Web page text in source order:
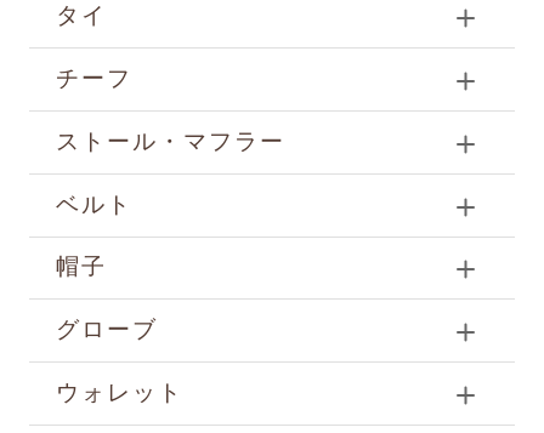
タイ
チーフ
ストール・マフラー
ベルト
帽子
グローブ
ウォレット